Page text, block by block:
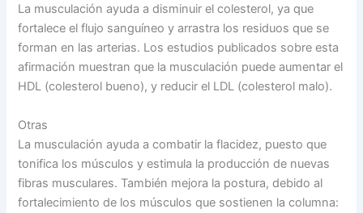
La musculación ayuda a disminuir el colesterol, ya que
fortalece el flujo sanguíneo y arrastra los residuos que se
forman en las arterias. Los estudios publicados sobre esta
afirmación muestran que la musculación puede aumentar el
HDL (colesterol bueno), y reducir el LDL (colesterol malo).
Otras
La musculación ayuda a combatir la flacidez, puesto que
tonifica los músculos y estimula la producción de nuevas
fibras musculares. También mejora la postura, debido al
fortalecimiento de los músculos que sostienen la columna: